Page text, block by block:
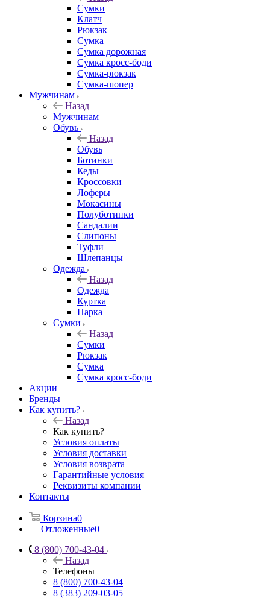
Сумки
Клатч
Рюкзак
Сумка
Сумка дорожная
Сумка кросс-боди
Сумка-рюкзак
Сумка-шопер
Мужчинам
Назад
Мужчинам
Обувь
Назад
Обувь
Ботинки
Кеды
Кроссовки
Лоферы
Мокасины
Полуботинки
Сандалии
Слипоны
Туфли
Шлепанцы
Одежда
Назад
Одежда
Куртка
Парка
Сумки
Назад
Сумки
Рюкзак
Сумка
Сумка кросс-боди
Акции
Бренды
Как купить?
Назад
Как купить?
Условия оплаты
Условия доставки
Условия возврата
Гарантийные условия
Реквизиты компании
Контакты
Корзина0
Отложенные0
8 (800) 700-43-04
Назад
Телефоны
8 (800) 700-43-04
8 (383) 209-03-05